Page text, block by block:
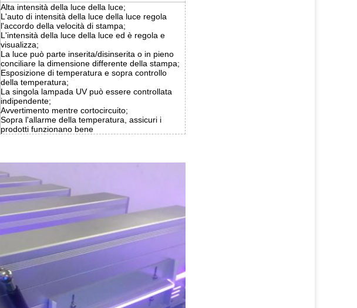
Alta intensità della luce della luce;
L'auto di intensità della luce della luce regola
l'accordo della velocità di stampa;
L'intensità della luce della luce ed è regola e
visualizza;
La luce può parte inserita/disinserita o in pieno
conciliare la dimensione differente della stampa;
Esposizione di temperatura e sopra controllo
della temperatura;
La singola lampada UV può essere controllata
indipendente;
Avvertimento mentre cortocircuito;
Sopra l'allarme della temperatura, assicuri i
prodotti funzionano bene